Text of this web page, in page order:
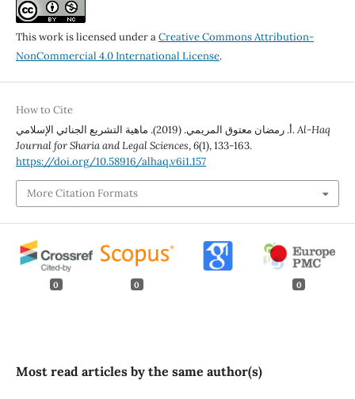
This work is licensed under aCreative Commons Attribution-
NonCommercial 4.0 International License.
How to Cite
أ. رمضان معتوق المريمي. (2019). ماهية التشريع الجنائي الإسلامي.Al-Haq
Journal for Sharia and Legal Sciences,6(1), 133-163.
https://doi.org/10.58916/alhaq.v6i1.157
More Citation Formats
0 0 0
Most read articles by the same author(s)